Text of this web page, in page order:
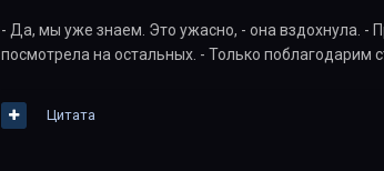
- Да, мы уже знаем. Это ужасно, - она вздохнула. -
посмотрела на остальных. - Только поблагодарим
Цитата